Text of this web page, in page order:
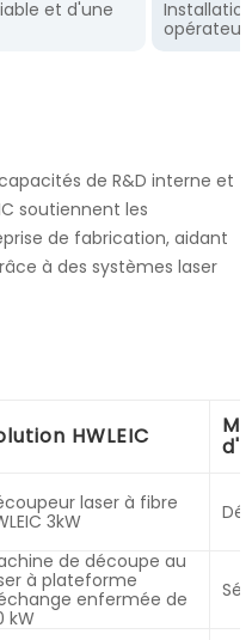
et d'une
de R&D interne et
soutiennent les
de fabrication, aidant
à des systèmes laser
HWLEIC
laser à fibre
3kW
de découpe au
à plateforme
enfermée de
kW